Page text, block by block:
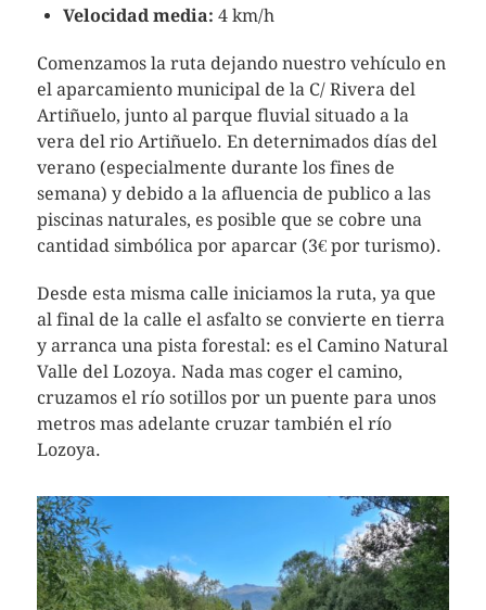
Velocidad media: 4 km/h
Comenzamos la ruta dejando nuestro vehículo en
el aparcamiento municipal de la C/ Rivera del
Artiñuelo, junto al parque fluvial situado a la
vera del rio Artiñuelo. En deternimados días del
verano (especialmente durante los fines de
semana) y debido a la afluencia de publico a las
piscinas naturales, es posible que se cobre una
cantidad simbólica por aparcar (3€ por turismo).
Desde esta misma calle iniciamos la ruta, ya que
al final de la calle el asfalto se convierte en tierra
y arranca una pista forestal: es el Camino Natural
Valle del Lozoya. Nada mas coger el camino,
cruzamos el río sotillos por un puente para unos
metros mas adelante cruzar también el río
Lozoya.